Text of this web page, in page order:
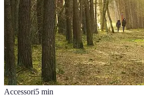
Accessori5 min